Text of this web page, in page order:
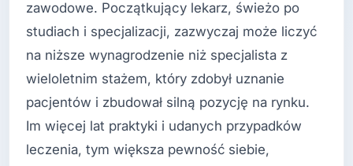
zawodowe. Początkujący lekarz, świeżo po
studiach i specjalizacji, zazwyczaj może liczyć
na niższe wynagrodzenie niż specjalista z
wieloletnim stażem, który zdobył uznanie
pacjentów i zbudował silną pozycję na rynku.
Im więcej lat praktyki i udanych przypadków
leczenia, tym większa pewność siebie,